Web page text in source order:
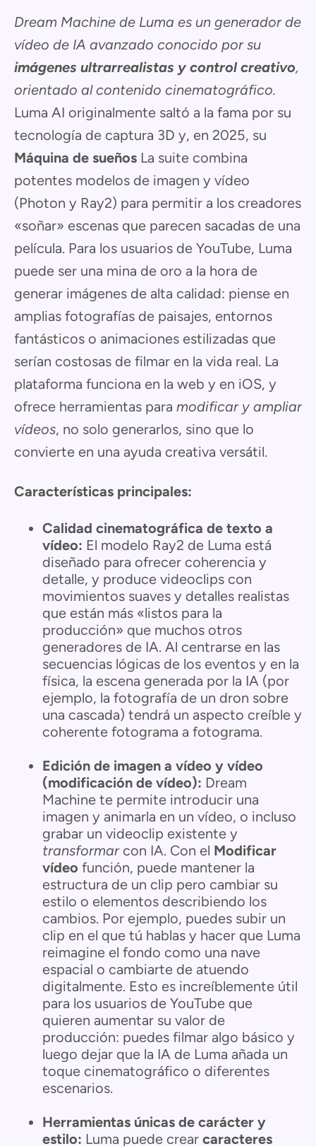
Dream Machine de Luma es un generador de
vídeo de IA avanzado conocido por su
imágenes ultrarrealistas y control creativo,
orientado al contenido cinematográfico.
Luma AI originalmente saltó a la fama por su
tecnología de captura 3D y, en 2025, su
Máquina de sueños La suite combina
potentes modelos de imagen y vídeo
(Photon y Ray2) para permitir a los creadores
«soñar» escenas que parecen sacadas de una
película. Para los usuarios de YouTube, Luma
puede ser una mina de oro a la hora de
generar imágenes de alta calidad: piense en
amplias fotografías de paisajes, entornos
fantásticos o animaciones estilizadas que
serían costosas de filmar en la vida real. La
plataforma funciona en la web y en iOS, y
ofrece herramientas para modificar y ampliar
vídeos, no solo generarlos, sino que lo
convierte en una ayuda creativa versátil.
Características principales:
Calidad cinematográfica de texto a
vídeo: El modelo Ray2 de Luma está
diseñado para ofrecer coherencia y
detalle, y produce videoclips con
movimientos suaves y detalles realistas
que están más «listos para la
producción» que muchos otros
generadores de IA. Al centrarse en las
secuencias lógicas de los eventos y en la
física, la escena generada por la IA (por
ejemplo, la fotografía de un dron sobre
una cascada) tendrá un aspecto creíble y
coherente fotograma a fotograma.
Edición de imagen a vídeo y vídeo
(modificación de vídeo): Dream
Machine te permite introducir una
imagen y animarla en un vídeo, o incluso
grabar un videoclip existente y
transformarcon IA. Con el Modificar
vídeo función, puede mantener la
estructura de un clip pero cambiar su
estilo o elementos describiendo los
cambios. Por ejemplo, puedes subir un
clip en el que tú hablas y hacer que Luma
reimagine el fondo como una nave
espacial o cambiarte de atuendo
digitalmente. Esto es increíblemente útil
para los usuarios de YouTube que
quieren aumentar su valor de
producción: puedes filmar algo básico y
luego dejar que la IA de Luma añada un
toque cinematográfico o diferentes
escenarios.
Herramientas únicas de carácter y
estilo: Luma puede crear caracteres